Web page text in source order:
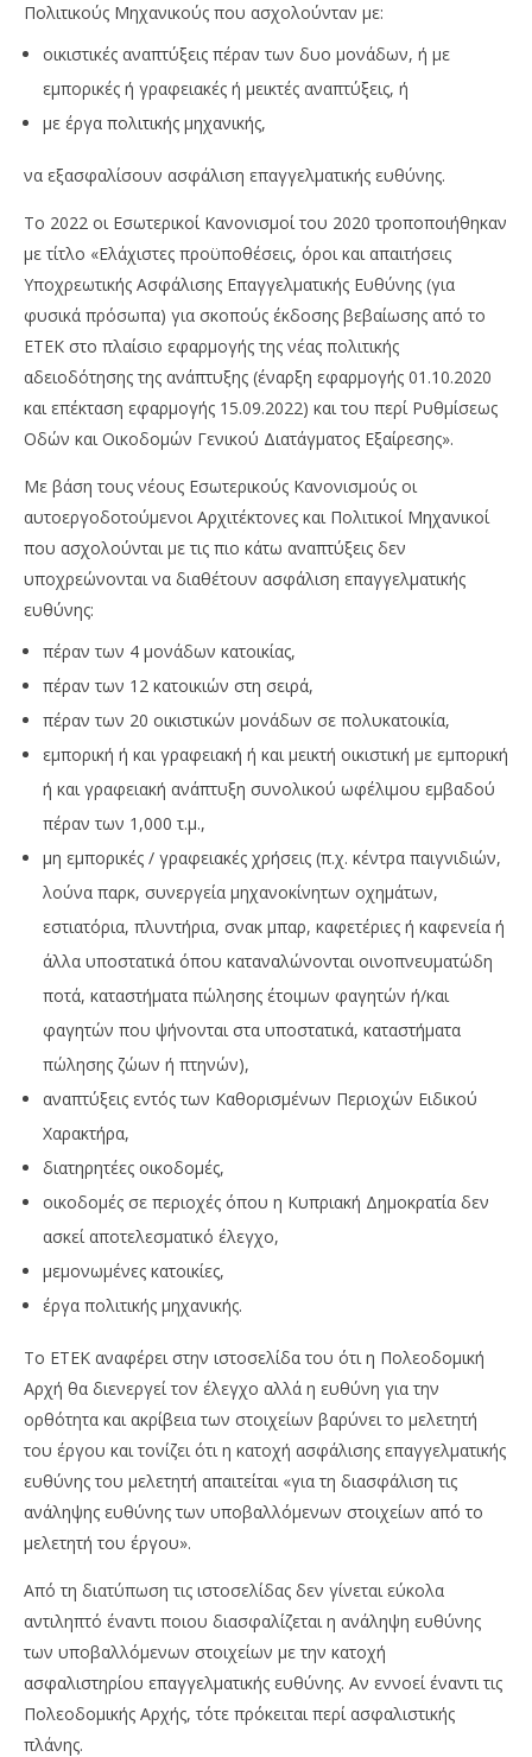
Πολιτικούς Μηχανικούς που ασχολούνταν με:
οικιστικές αναπτύξεις πέραν των δυο μονάδων, ή με
εμπορικές ή γραφειακές ή μεικτές αναπτύξεις, ή
με έργα πολιτικής μηχανικής,
να εξασφαλίσουν ασφάλιση επαγγελματικής ευθύνης.
Το 2022 οι Εσωτερικοί Κανονισμοί του 2020 τροποποιήθηκαν
με τίτλο «Ελάχιστες προϋποθέσεις, όροι και απαιτήσεις
Υποχρεωτικής Ασφάλισης Επαγγελματικής Ευθύνης (για
φυσικά πρόσωπα) για σκοπούς έκδοσης βεβαίωσης από το
ΕΤΕΚ στο πλαίσιο εφαρμογής της νέας πολιτικής
αδειοδότησης της ανάπτυξης (έναρξη εφαρμογής 01.10.2020
και επέκταση εφαρμογής 15.09.2022) και του περί Ρυθμίσεως
Οδών και Οικοδομών Γενικού Διατάγματος Εξαίρεσης».
Με βάση τους νέους Εσωτερικούς Κανονισμούς οι
αυτοεργοδοτούμενοι Αρχιτέκτονες και Πολιτικοί Μηχανικοί
που ασχολούνται με τις πιο κάτω αναπτύξεις δεν
υποχρεώνονται να διαθέτουν ασφάλιση επαγγελματικής
ευθύνης:
πέραν των 4 μονάδων κατοικίας,
πέραν των 12 κατοικιών στη σειρά,
πέραν των 20 οικιστικών μονάδων σε πολυκατοικία,
εμπορική ή και γραφειακή ή και μεικτή οικιστική με εμπορική
ή και γραφειακή ανάπτυξη συνολικού ωφέλιμου εμβαδού
πέραν των 1,000 τ.μ.,
μη εμπορικές / γραφειακές χρήσεις (π.χ. κέντρα παιγνιδιών,
λούνα παρκ, συνεργεία μηχανοκίνητων οχημάτων,
εστιατόρια, πλυντήρια, σνακ μπαρ, καφετέριες ή καφενεία ή
άλλα υποστατικά όπου καταναλώνονται οινοπνευματώδη
ποτά, καταστήματα πώλησης έτοιμων φαγητών ή/και
φαγητών που ψήνονται στα υποστατικά, καταστήματα
πώλησης ζώων ή πτηνών),
αναπτύξεις εντός των Καθορισμένων Περιοχών Ειδικού
Χαρακτήρα,
διατηρητέες οικοδομές,
οικοδομές σε περιοχές όπου η Κυπριακή Δημοκρατία δεν
ασκεί αποτελεσματικό έλεγχο,
μεμονωμένες κατοικίες,
έργα πολιτικής μηχανικής.
Το ΕΤΕΚ αναφέρει στην ιστοσελίδα του ότι η Πολεοδομική
Αρχή θα διενεργεί τον έλεγχο αλλά η ευθύνη για την
ορθότητα και ακρίβεια των στοιχείων βαρύνει το μελετητή
του έργου και τονίζει ότι η κατοχή ασφάλισης επαγγελματικής
ευθύνης του μελετητή απαιτείται «για τη διασφάλιση τις
ανάληψης ευθύνης των υποβαλλόμενων στοιχείων από το
μελετητή του έργου».
Από τη διατύπωση τις ιστοσελίδας δεν γίνεται εύκολα
αντιληπτό έναντι ποιου διασφαλίζεται η ανάληψη ευθύνης
των υποβαλλόμενων στοιχείων με την κατοχή
ασφαλιστηρίου επαγγελματικής ευθύνης. Αν εννοεί έναντι τις
Πολεοδομικής Αρχής, τότε πρόκειται περί ασφαλιστικής
πλάνης.